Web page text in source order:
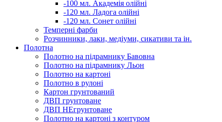
-100 мл. Академія олійні
-120 мл. Ладога олійні
-120 мл. Сонет олійні
Темперні фарби
Розчинники, лаки, медіуми, сикативи та ін.
Полотна
Полотно на підрамнику Бавовна
Полотно на підрамнику Льон
Полотно на картоні
Полотно в рулоні
Картон грунтований
ДВП грунтоване
ДВП НЕгрунтоване
Полотно на картоні з контуром